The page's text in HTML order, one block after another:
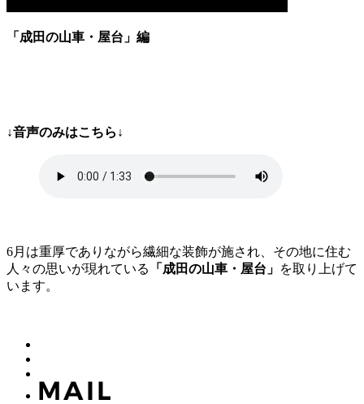
「成田の山車・屋台」 編
↓音声のみはこちら↓
6月は重厚でありながら繊細な装飾が施され、その地に住む
人々の思いが現れている
「成田の山車・屋台」 を取り上げて
います。